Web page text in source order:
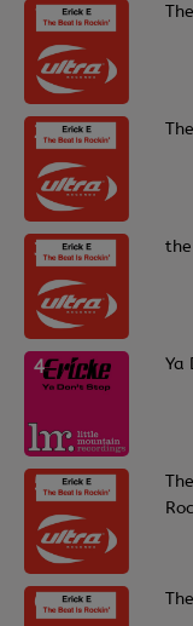
Fréquences
Recherche d'un
SE
1
2
3
4 Ya
5
6